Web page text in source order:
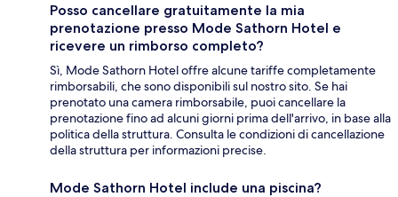
Posso cancellare gratuitamente la mia
prenotazione presso Mode Sathorn Hotel e
ricevere un rimborso completo?
Sì, Mode Sathorn Hotel offre alcune tariffe completamente
rimborsabili, che sono disponibili sul nostro sito. Se hai
prenotato una camera rimborsabile, puoi cancellare la
prenotazione fino ad alcuni giorni prima dell'arrivo, in base alla
politica della struttura. Consulta le condizioni di cancellazione
della struttura per informazioni precise.
Mode Sathorn Hotel include una piscina?